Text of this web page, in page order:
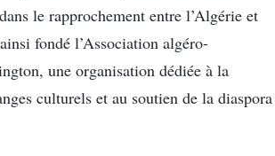
le rapprochement entre l’Algérie et
fondé l’Association algéro-
une organisation dédiée à la
culturels et au soutien de la diaspora